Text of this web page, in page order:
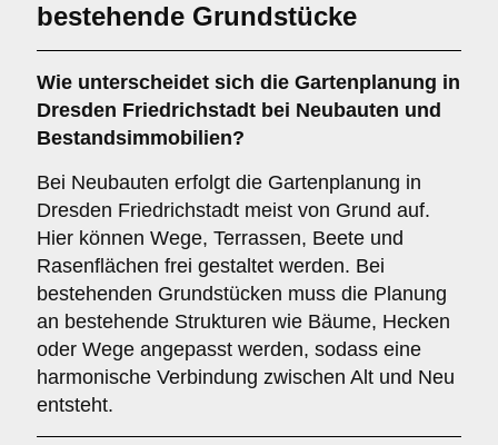
bestehende Grundstücke
Wie unterscheidet sich die Gartenplanung in
Dresden Friedrichstadt bei Neubauten und
Bestandsimmobilien?
Bei Neubauten erfolgt die Gartenplanung in
Dresden Friedrichstadt meist von Grund auf.
Hier können Wege, Terrassen, Beete und
Rasenflächen frei gestaltet werden. Bei
bestehenden Grundstücken muss die Planung
an bestehende Strukturen wie Bäume, Hecken
oder Wege angepasst werden, sodass eine
harmonische Verbindung zwischen Alt und Neu
entsteht.